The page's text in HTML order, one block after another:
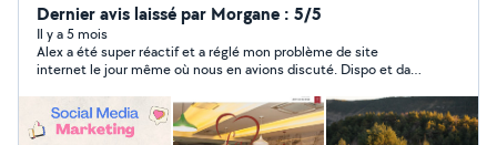
professionnel Service rapide et adapté à vos besoins
Bilingue anglais/français N'hésitez pas à me contacter
pour vos projets créatifs !
Dernier avis laissé par Morgane : 5/5
Il y a 5 mois
Alex a été super réactif et a réglé mon problème de site
internet le jour même où nous en avions discuté. Dispo et dans
nouveau faire appel à lui à l’avenir si j’en ai besoin.